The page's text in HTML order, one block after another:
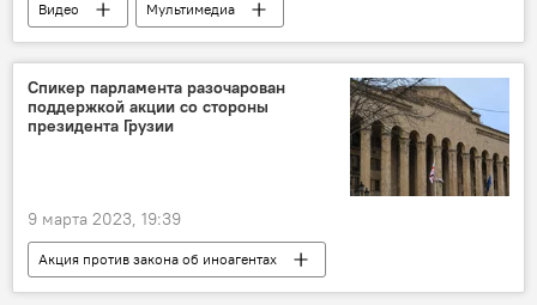
Видео
Мультимедиа
Видео-новости из Грузии
Акция против закона об иноагентах
Спикер парламента разочарован
поддержкой акции со стороны
президента Грузии
9 марта 2023, 19:39
Акция против закона об иноагентах
НОВОСТИ
Грузия
ПОЛИТИКА